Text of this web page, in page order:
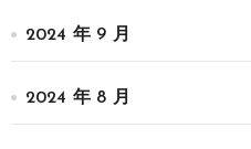
2024 年 9 月
2024 年 8 月